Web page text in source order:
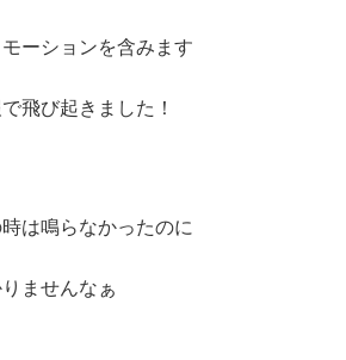
ーションを含みます
飛び起きました！
は鳴らなかったのに
ませんなぁ